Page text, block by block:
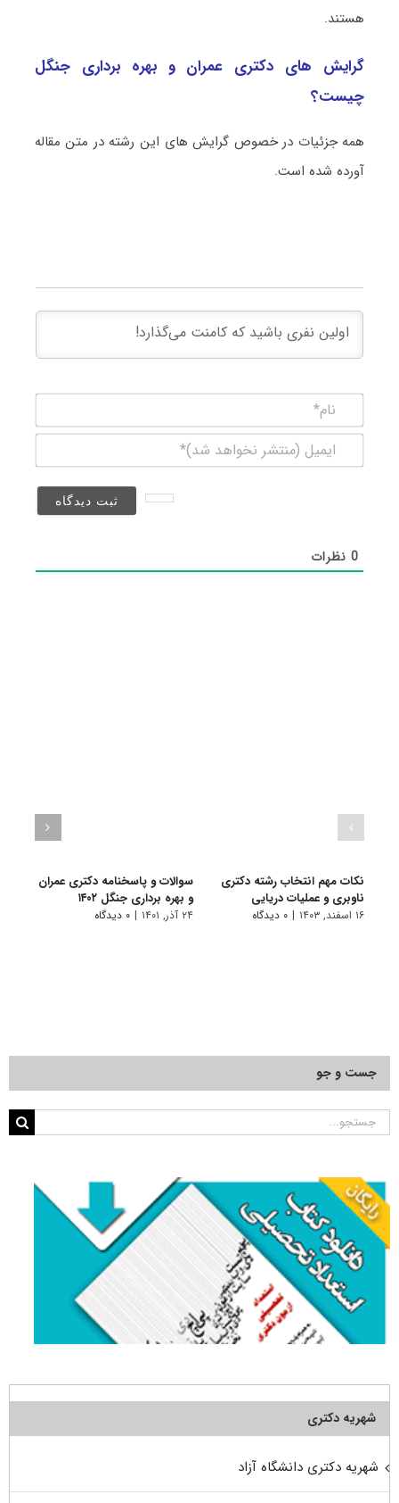
هستند.
گرایش های دکتری عمران و بهره‌ برداری جنگل
چیست؟
همه جزئیات در خصوص گرایش های این رشته در متن مقاله
آورده شده است.
(منتشر
0نظرات
نکات مهم انتخاب رشته دکتری
ناوبری و عملیات دریایی
۱۶ اسفند, ۱۴۰۳ | ۰ دیدگاه
سوالات و پاسخنامه دکتری عمران
و بهره برداری جنگل ۱۴۰۲
۲۴ آذر, ۱۴۰۱ | ۰ دیدگاه
جست و جو
جستجو
شهریه دکتری
شهریه دکتری دانشگاه آزاد